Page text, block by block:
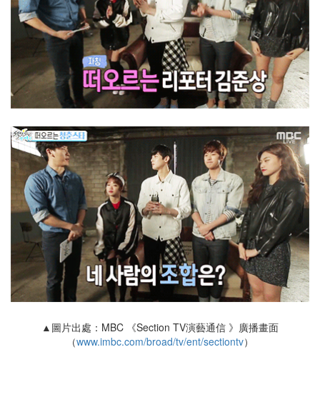
▲圖片出處：MBC 《Section TV演藝通信 》廣播畫面
（www.imbc.com/broad/tv/ent/sectiontv）